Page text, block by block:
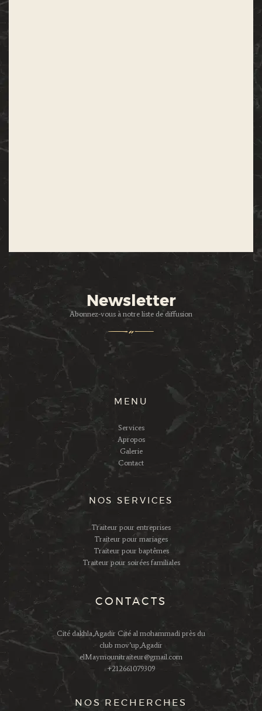
Newsletter
Abonnez-vous à notre liste de diffusion
MENU
Services
Apropos
Galerie
Contact
NOS SERVICES
Traiteur pour entreprises
Traiteur pour mariages
Traiteur pour baptêmes
Traiteur pour soirées familiales
CONTACTS
Cité dakhla,Agadir Cité al mohammadi près du
club mov’up,Agadir
elMaymounitraiteur@gmail.com
+212661079309
NOS RECHERCHES